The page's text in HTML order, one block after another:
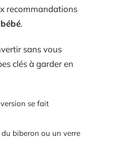
recommandations
.
sans vous
clés à garder en
se fait
biberon ou un verre